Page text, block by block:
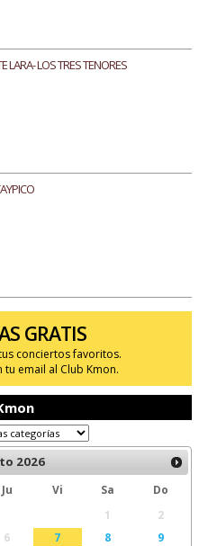
LARA- LOS TRES TENORES
GRATIS
conciertos favoritos.
email al Club Kmon.
2026
Ju Vi Sa
Do
1
2
6 7 8
9